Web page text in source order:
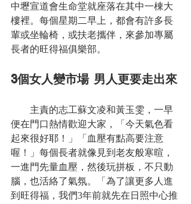
中壢宣道會生命堂就座落在其中一棟大
樓裡。每個星期二早上，都會有許多長
輩或坐輪椅，或扶老攜伴，來參加專屬
長者的旺得福俱樂部。
3個女人變市場 男人更要走出來
主責的志工蘇文凌和黃玉雯，一早
便在門口熱情歡迎大家，「今天氣色看
起來很好耶！」「血壓有點高要注意
喔！」每個長者就像見到老友般寒暄，
一進門先量血壓，然後玩拼板，不只動
腦，也活絡了氣氛。「為了讓更多人進
到旺得福，我們3年前就先在日照中心推